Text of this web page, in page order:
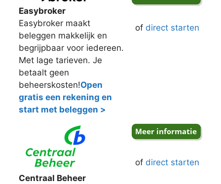
Easybroker
Easybroker maakt
beleggen makkelijk en
begrijpbaar voor iedereen.
Met lage tarieven. Je
betaalt geen
beheerskosten!Open
gratis een rekening en
start met beleggen >
of direct starten
Centraal Beheer
of direct starten